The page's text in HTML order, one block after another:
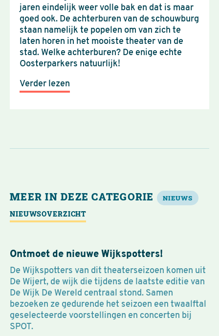
jaren eindelijk weer volle bak en dat is maar
goed ook. De achterburen van de schouwburg
staan namelijk te popelen om van zich te
laten horen in het mooiste theater van de
stad. Welke achterburen? De enige echte
Oosterparkers natuurlijk!
Verder lezen
MEER IN DEZE CATEGORIE NIEUWS
NIEUWSOVERZICHT
Ontmoet de nieuwe Wijkspotters!
De Wijkspotters van dit theaterseizoen komen uit
De Wijert, de wijk die tijdens de laatste editie van
De Wijk De Wereld centraal stond. Samen
bezoeken ze gedurende het seizoen een twaalftal
geselecteerde voorstellingen en concerten bij
SPOT.